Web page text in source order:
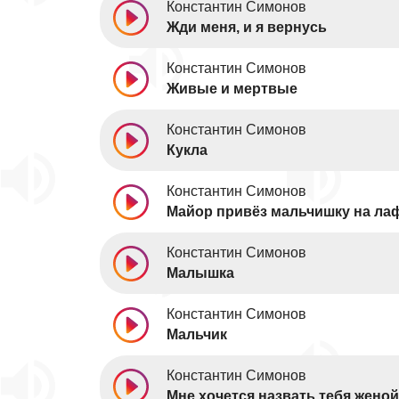
Константин Симонов
Жди меня, и я вернусь
Константин Симонов
Живые и мертвые
Константин Симонов
Кукла
Константин Симонов
Майор привёз мальчишку на
Константин Симонов
Малышка
Константин Симонов
Мальчик
Константин Симонов
Мне хочется назвать тебя женой